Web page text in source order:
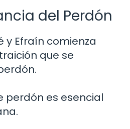
del Perdón
y Efraín comienza
que se
perdón es esencial